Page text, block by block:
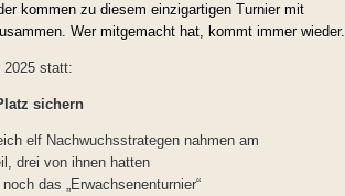
kommen zu diesem einzigartigen Turnier mit
Wer mitgemacht hat, kommt immer wieder.
2025 statt:
sichern
elf Nachwuchsstrategen nahmen am
drei von ihnen hatten
das „Erwachsenenturnier“